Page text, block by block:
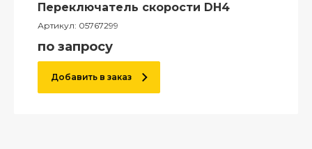
Переключатель скорости DH4
Артикул: 05767299
по запросу
Добавить в заказ